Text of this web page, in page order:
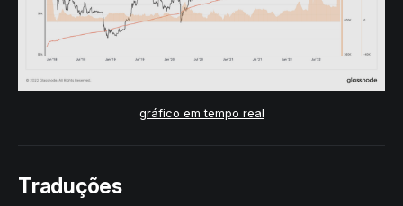
gráfico em tempo real
Traduções